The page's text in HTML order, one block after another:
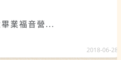
業福音營...
2018-06-28